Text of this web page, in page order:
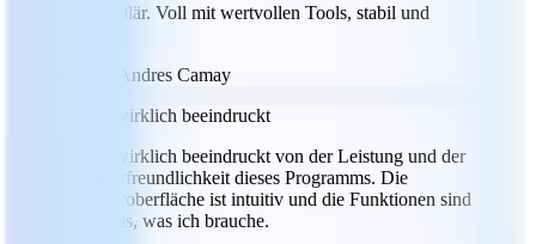
Spektakulär. Voll mit wertvollen Tools, stabil und
Julio Andres Camay
Ich bin wirklich beeindruckt
Ich bin wirklich beeindruckt von der Leistung und der
Benutzerfreundlichkeit dieses Programms. Die
Benutzeroberfläche ist intuitiv und die Funktionen sind
genau das, was ich brauche.